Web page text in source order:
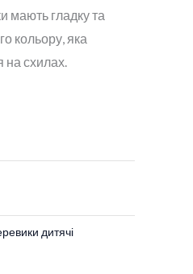
мають гладку та
кольору, яка
схилах.
дитячі